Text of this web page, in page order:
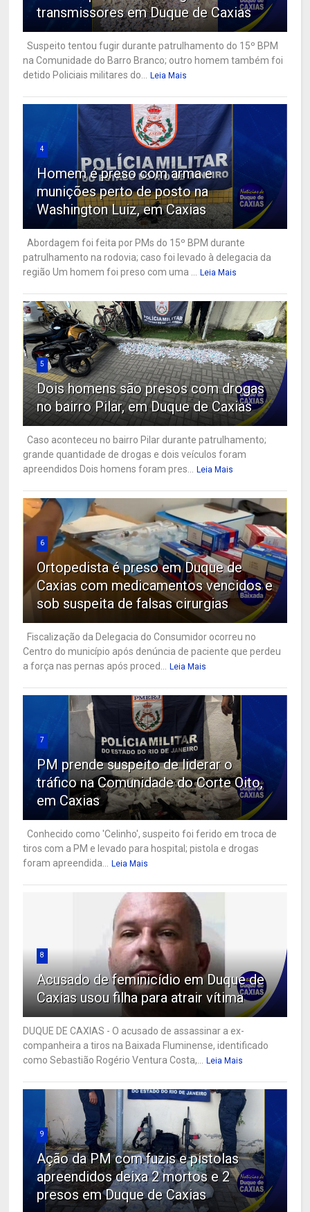
transmissores em Duque de Caxias
Suspeito tentou fugir durante patrulhamento do 15º BPM
na Comunidade do Barro Branco; outro homem também foi
detido Policiais militares do... Leia Mais
4
Homem é preso com arma e
munições perto de posto na
Washington Luiz, em Caxias
Abordagem foi feita por PMs do 15º BPM durante
patrulhamento na rodovia; caso foi levado à delegacia da
região Um homem foi preso com uma ... Leia Mais
5
Dois homens são presos com drogas
no bairro Pilar, em Duque de Caxias
Caso aconteceu no bairro Pilar durante patrulhamento;
grande quantidade de drogas e dois veículos foram
apreendidos Dois homens foram pres... Leia Mais
6
Ortopedista é preso em Duque de
Caxias com medicamentos vencidos e
sob suspeita de falsas cirurgias
Fiscalização da Delegacia do Consumidor ocorreu no
Centro do município após denúncia de paciente que perdeu
a força nas pernas após proced... Leia Mais
7
PM prende suspeito de liderar o
tráfico na Comunidade do Corte Oito,
em Caxias
Conhecido como 'Celinho', suspeito foi ferido em troca de
tiros com a PM e levado para hospital; pistola e drogas
foram apreendida... Leia Mais
8
Acusado de feminicídio em Duque de
Caxias usou filha para atrair vítima
DUQUE DE CAXIAS - O acusado de assassinar a ex-
companheira a tiros na Baixada Fluminense, identificado
como Sebastião Rogério Ventura Costa,... Leia Mais
9
Ação da PM com fuzis e pistolas
apreendidos deixa 2 mortos e 2
presos em Duque de Caxias